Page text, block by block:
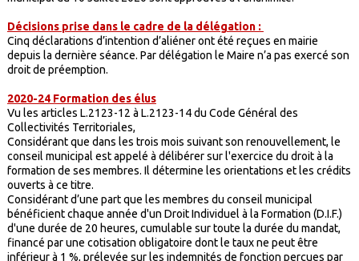
Décisions prise dans le cadre de la délégation :
Cinq déclarations d’intention d’aliéner ont été reçues en mairie
depuis la dernière séance. Par délégation le Maire n’a pas exercé son
droit de préemption.
2020-24 Formation des élus
Vu les articles L.2123-12 à L.2123-14 du Code Général des
Collectivités Territoriales,
Considérant que dans les trois mois suivant son renouvellement, le
conseil municipal est appelé à délibérer sur l'exercice du droit à la
formation de ses membres. Il détermine les orientations et les crédits
ouverts à ce titre.
Considérant d’une part que les membres du conseil municipal
bénéficient chaque année d'un Droit Individuel à la Formation (D.I.F.)
d'une durée de 20 heures, cumulable sur toute la durée du mandat,
financé par une cotisation obligatoire dont le taux ne peut être
inférieur à 1 %, prélevée sur les indemnités de fonction perçues par